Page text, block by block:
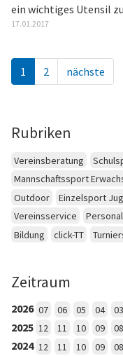
ein wichtiges Utensil
17.01.2017
1 2 nächste
Rubriken
Vereinsberatung
Mannschaftssport
Outdoor
Einzelsport
Vereinsservice
Bildung
click-TT
Zeitraum
2026 07 06 05 04 03
2025 12 11 10 09 08
2024 12 11 10 09 08